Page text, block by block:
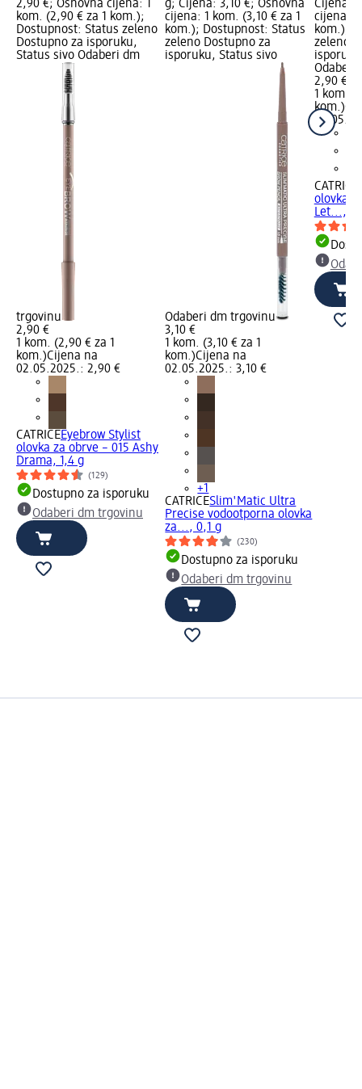
2,90 €; Osnovna cijena: 1
kom. (2,90 € za 1 kom.);
Dostupnost: Status zeleno
Dostupno za isporuku,
Status sivo Odaberi dm
trgovinu
2,90 €
1 kom. (2,90 € za 1
kom.)Cijena na
02.05.2025.: 2,90 €
CATRICEEyebrow Stylist
olovka za obrve – 015 Ashy
Drama, 1,4 g
(129)
Dostupno za isporuku
Odaberi dm trgovinu
g; Cijena: 3,10 €; Osnovna
cijena: 1 kom. (3,10 € za 1
kom.); Dostupnost: Status
zeleno Dostupno za
isporuku, Status sivo
Odaberi dm trgovinu
3,10 €
1 kom. (3,10 € za 1
kom.)Cijena na
02.05.2025.: 3,10 €
+1
CATRICESlim'Matic Ultra
Precise vodootporna olovka
za..., 0,1 g
(230)
Dostupno za isporuku
Odaberi dm trgovinu
Cijena:
cijena: 1
kom.);
zeleno
Odaberi
2,90 €
1 kom.
kom.)
CATRICE
olovka
Let...,